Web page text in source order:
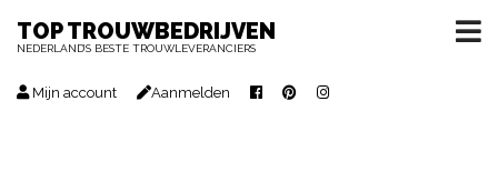
TOP TROUWBEDRIJVEN
NEDERLAND’S BESTE TROUWLEVERANCIERS
Mijn account Aanmelden